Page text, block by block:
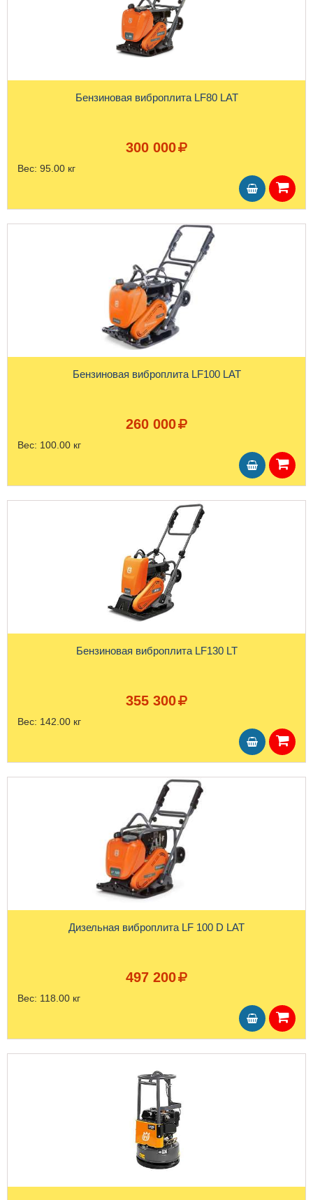
Бензиновая виброплита LF80 LAT
300 000
Вес: 95.00 кг
Бензиновая виброплита LF100 LAT
260 000
Вес: 100.00 кг
Бензиновая виброплита LF130 LT
355 300
Вес: 142.00 кг
Дизельная виброплита LF 100 D LAT
497 200
Вес: 118.00 кг